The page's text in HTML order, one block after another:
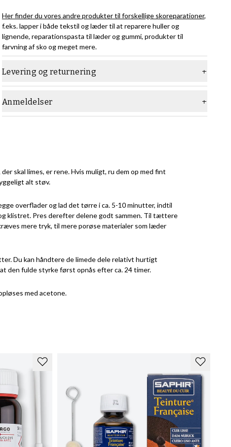
Her finder du vores andre produkter til forskellige skoreparationer,
f.eks. lapper i både tekstil og læder til at reparere huller og
lignende, reparationspasta til læder og gummi, produkter til
farvning af sko og meget mere.
Levering og returnering
Anmeldelser
skal limes, er rene. Hvis muligt, ru dem op med fint
alt støv.
overflader og lad det tørre i ca. 5-10 minutter, indtil
klistret. Pres derefter delene godt sammen. Til tættere
mere tryk, til mere porøse materialer som læder
Du kan håndtere de limede dele relativt hurtigt
den fulde styrke først opnås efter ca. 24 timer.
med acetone.